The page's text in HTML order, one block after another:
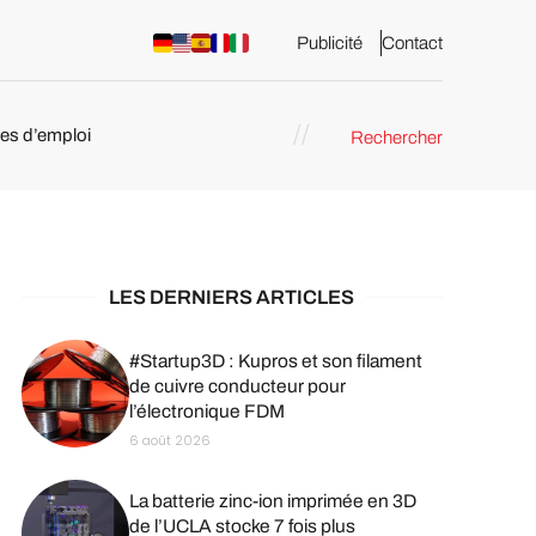
Publicité Contact
d’emploi Rechercher
LES DERNIERS ARTICLES
#Startup3D : Kupros et son filament
de cuivre conducteur pour
l’électronique FDM
6 août 2026
La batterie zinc-ion imprimée en 3D
de l’UCLA stocke 7 fois plus